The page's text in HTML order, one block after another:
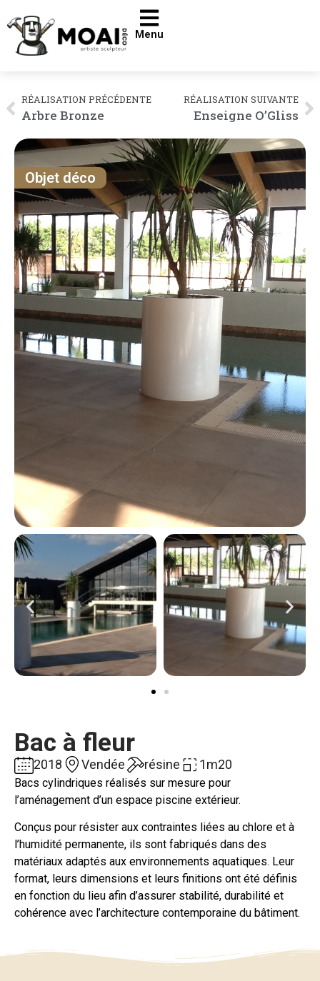
Menu
RÉALISATION PRÉCÉDENTE
Arbre Bronze
RÉALISATION SUIVANTE
Enseigne O’Gliss
Objet déco
Bac à fleur
2018 Vendée résine 1m20
Bacs cylindriques réalisés sur mesure pour
l’aménagement d’un espace piscine extérieur.
Conçus pour résister aux contraintes liées au chlore et à
l’humidité permanente, ils sont fabriqués dans des
matériaux adaptés aux environnements aquatiques. Leur
format, leurs dimensions et leurs finitions ont été définis
en fonction du lieu afin d’assurer stabilité, durabilité et
cohérence avec l’architecture contemporaine du bâtiment.